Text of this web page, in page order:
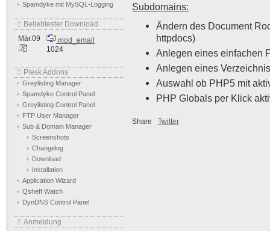
Spamdyke mit MySQL-Logging
Beliebtester Download
Mär.09
mod_email
1024
Plesk Addons
Greylisting Manager
Spamdyke Control Panel
Greylisting Control Panel
FTP User Manager
Sub & Domain Manager
Screenshots
Changelog
Download
Installation
Application Wizard
Qsheff Watch
DynDNS Control Panel
Anmeldung
Subdomains:
Ändern des Document
httpdocs)
Anlegen eines einfachen
Anlegen eines
Auswahl ob PHP5 mit
PHP Globals per Klick
Share Twitter